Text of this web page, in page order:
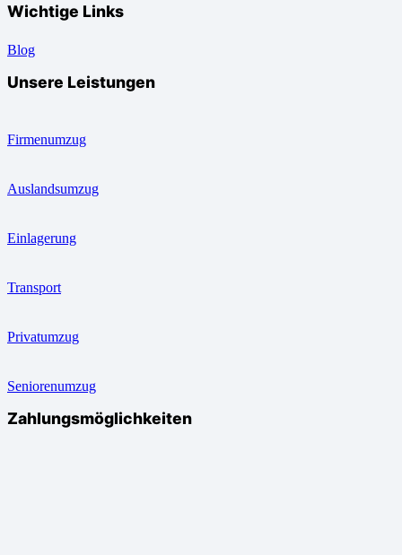
Wichtige Links
Blog
Unsere Leistungen
Firmenumzug
Auslandsumzug
Einlagerung
Transport
Privatumzug
Seniorenumzug
Zahlungsmöglichkeiten